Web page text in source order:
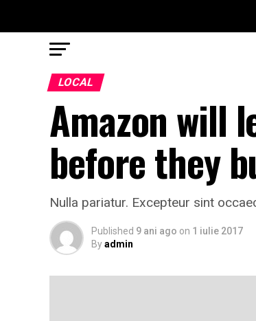
LOCAL
Amazon will
before they
Nulla pariatur. Excepteur sint
Published 9 ani ago on 1 iulie 2017
Byadmin